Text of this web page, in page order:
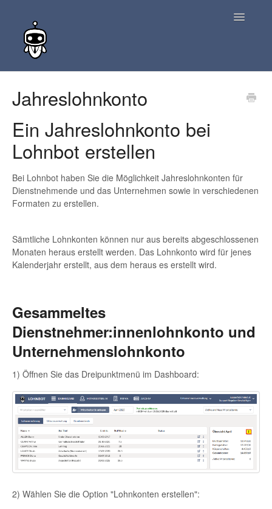
Toggle
Jahreslohnkonto
Ein Jahreslohnkonto bei
Lohnbot erstellen
Bei Lohnbot haben Sie die Möglichkeit Jahreslohnkonten für
Dienstnehmende und das Unternehmen sowie in verschiedenen
Formaten zu erstellen.
Sämtliche Lohnkonten können nur aus bereits abgeschlossenen
Monaten heraus erstellt werden. Das Lohnkonto wird für jenes
Kalenderjahr erstellt, aus dem heraus es erstellt wird.
Gesammeltes
Dienstnehmer:innenlohnkonto und
Unternehmenslohnkonto
1) Öffnen Sie das Dreipunktmenü im Dashboard:
2) Wählen Sie die Option "Lohnkonten erstellen":